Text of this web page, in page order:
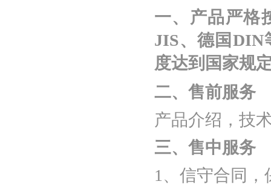
一、产品严格
JIS、德国DIN
度达到国家规
二、售前服务
产品介绍，技
三、售中服务
1、信守合同